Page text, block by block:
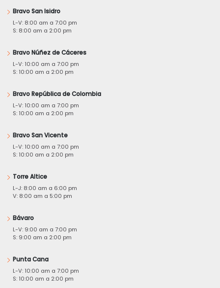
Bravo San Isidro
L-V: 8:00 am a 7:00 pm
S: 8:00 am a 2:00 pm
Bravo Núñez de Cáceres
L-V: 10:00 am a 7:00 pm
S: 10:00 am a 2:00 pm
Bravo República de Colombia
L-V: 10:00 am a 7:00 pm
S: 10:00 am a 2:00 pm
Bravo San Vicente
L-V: 10:00 am a 7:00 pm
S: 10:00 am a 2:00 pm
Torre Altice
L-J: 8:00 am a 6:00 pm
V: 8:00 am a 5:00 pm
Bávaro
L-V: 9:00 am a 7:00 pm
S: 9:00 am a 2:00 pm
Punta Cana
L-V: 10:00 am a 7:00 pm
S: 10:00 am a 2:00 pm